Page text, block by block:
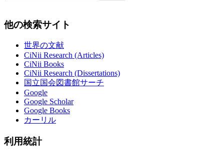
他の検索サイト
世界の文献
CiNii Research (Articles)
CiNii Books
CiNii Research (Dissertations)
国立国会図書館サーチ
Google
Google Scholar
Google Books
カーリル
利用統計